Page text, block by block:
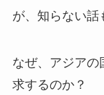
が、知らない話
なぜ、アジアの
求するのか？